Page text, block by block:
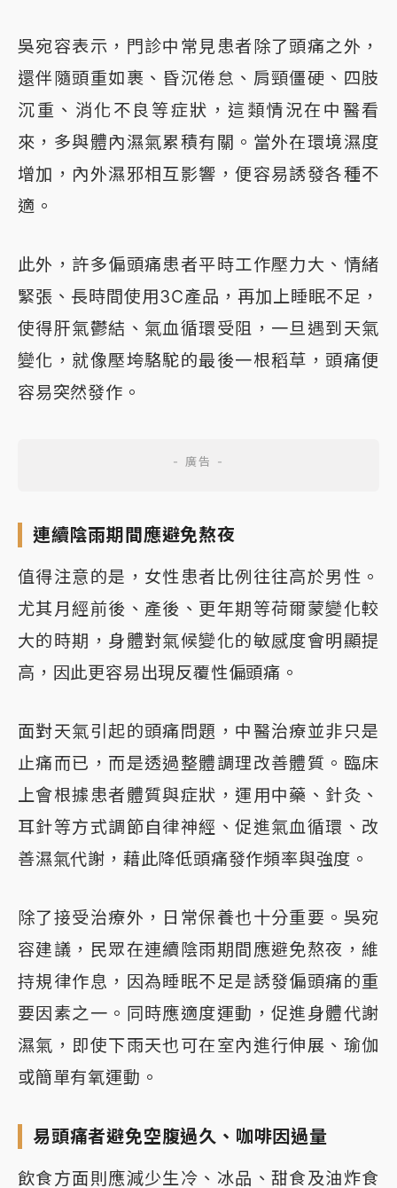
吳宛容表示，門診中常見患者除了頭痛之外，
還伴隨頭重如裹、昏沉倦怠、肩頸僵硬、四肢
沉重、消化不良等症狀，這類情況在中醫看
來，多與體內濕氣累積有關。當外在環境濕度
增加，內外濕邪相互影響，便容易誘發各種不
適。
此外，許多偏頭痛患者平時工作壓力大、情緒
緊張、長時間使用3C產品，再加上睡眠不足，
使得肝氣鬱結、氣血循環受阻，一旦遇到天氣
變化，就像壓垮駱駝的最後一根稻草，頭痛便
容易突然發作。
連續陰雨期間應避免熬夜
值得注意的是，女性患者比例往往高於男性。
尤其月經前後、產後、更年期等荷爾蒙變化較
大的時期，身體對氣候變化的敏感度會明顯提
高，因此更容易出現反覆性偏頭痛。
面對天氣引起的頭痛問題，中醫治療並非只是
止痛而已，而是透過整體調理改善體質。臨床
上會根據患者體質與症狀，運用中藥、針灸、
耳針等方式調節自律神經、促進氣血循環、改
善濕氣代謝，藉此降低頭痛發作頻率與強度。
除了接受治療外，日常保養也十分重要。吳宛
容建議，民眾在連續陰雨期間應避免熬夜，維
持規律作息，因為睡眠不足是誘發偏頭痛的重
要因素之一。同時應適度運動，促進身體代謝
濕氣，即使下雨天也可在室內進行伸展、瑜伽
或簡單有氧運動。
易頭痛者避免空腹過久、咖啡因過量
飲食方面則應減少生冷、冰品、甜食及油炸食